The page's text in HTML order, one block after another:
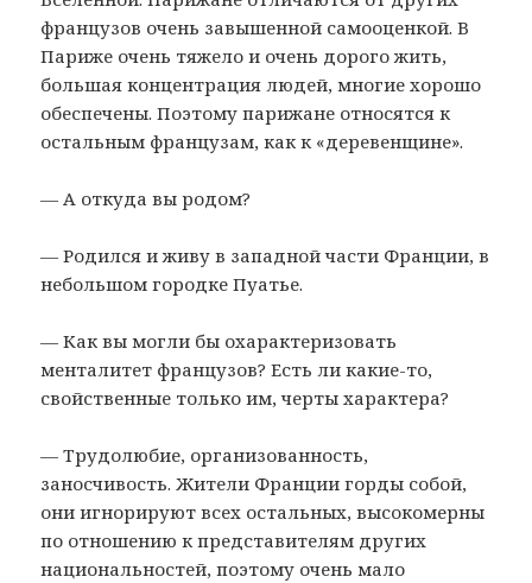
французов очень завышенной самооценкой. В
Париже очень тяжело и очень дорого жить,
большая концентрация людей, многие хорошо
обеспечены. Поэтому парижане относятся к
остальным французам, как к «деревенщине».
— А откуда вы родом?
— Родился и живу в западной части Франции, в
небольшом городке Пуатье.
— Как вы могли бы охарактеризовать
менталитет французов? Есть ли какие-то,
свойственные только им, черты характера?
— Трудолюбие, организованность,
заносчивость. Жители Франции горды собой,
они игнорируют всех остальных, высокомерны
по отношению к представителям других
национальностей, поэтому очень мало